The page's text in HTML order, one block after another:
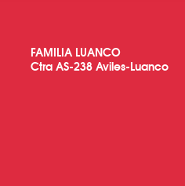
FAMILIA LUANCO
Ctra AS-238 Aviles-Luanco